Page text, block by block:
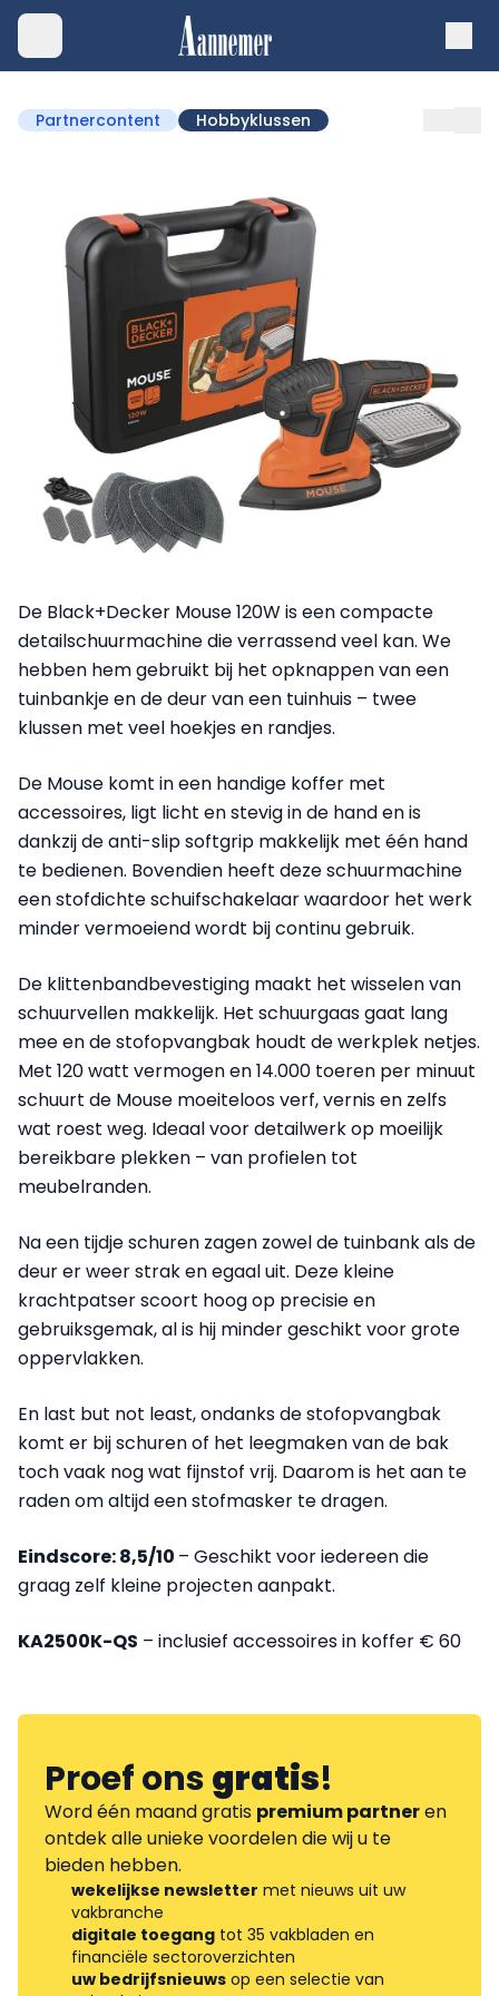
Partnercontent Hobbyklussen
De Black+Decker Mouse 120W is een compacte
detailschuurmachine die verrassend veel kan. We
hebben hem gebruikt bij het opknappen van een
tuinbankje en de deur van een tuinhuis – twee
klussen met veel hoekjes en randjes.
De Mouse komt in een handige koffer met
accessoires, ligt licht en stevig in de hand en is
dankzij de anti-slip softgrip makkelijk met één hand
te bedienen. Bovendien heeft deze schuurmachine
een stofdichte schuifschakelaar waardoor het werk
minder vermoeiend wordt bij continu gebruik.
De klittenbandbevestiging maakt het wisselen van
schuurvellen makkelijk. Het schuurgaas gaat lang
mee en de stofopvangbak houdt de werkplek netjes.
Met 120 watt vermogen en 14.000 toeren per minuut
schuurt de Mouse moeiteloos verf, vernis en zelfs
wat roest weg. Ideaal voor detailwerk op moeilijk
bereikbare plekken – van profielen tot
meubelranden.
Na een tijdje schuren zagen zowel de tuinbank als de
deur er weer strak en egaal uit. Deze kleine
krachtpatser scoort hoog op precisie en
gebruiksgemak, al is hij minder geschikt voor grote
oppervlakken.
En last but not least, ondanks de stofopvangbak
komt er bij schuren of het leegmaken van de bak
toch vaak nog wat fijnstof vrij. Daarom is het aan te
raden om altijd een stofmasker te dragen.
Eindscore: 8,5/10 – Geschikt voor iedereen die
graag zelf kleine projecten aanpakt.
KA2500K-QS – inclusief accessoires in koffer € 60
Proef onsgratis!
Word één maand gratis premium partneren
ontdek alle unieke voordelen die wij u te
bieden hebben.
wekelijkse newsletter met nieuws uit uw
vakbranche
digitale toegang tot 35 vakbladen en
financiële sectoroverzichten
uw bedrijfsnieuws op een selectie van